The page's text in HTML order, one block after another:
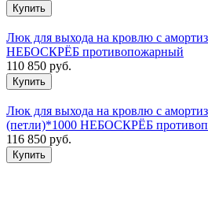
Люк для выхода на кровлю с
НЕБОСКРЁБ противопожарный
110 850 руб.
Люк для выхода на кровлю с
(петли)*1000 НЕБОСКРЁБ
116 850 руб.